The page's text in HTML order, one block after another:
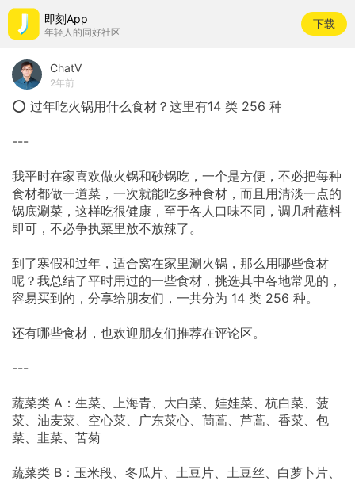
即刻App
年轻人的同好社区
下载
ChatV
2年前
⭕ 过年吃火锅用什么食材？这里有14 类 256 种
---
我平时在家喜欢做火锅和砂锅吃，一个是方便，不必把每种
食材都做一道菜，一次就能吃多种食材，而且用清淡一点的
锅底涮菜，这样吃很健康，至于各人口味不同，调几种蘸料
即可，不必争执菜里放不放辣了。
到了寒假和过年，适合窝在家里涮火锅，那么用哪些食材
呢？我总结了平时用过的一些食材，挑选其中各地常见的，
容易买到的，分享给朋友们，一共分为 14 类 256 种。
还有哪些食材，也欢迎朋友们推荐在评论区。
---
蔬菜类 A：生菜、上海青、大白菜、娃娃菜、杭白菜、菠
菜、油麦菜、空心菜、广东菜心、茼蒿、芦蒿、香菜、包
菜、韭菜、苦菊
蔬菜类 B：玉米段、冬瓜片、土豆片、土豆丝、白萝卜片、